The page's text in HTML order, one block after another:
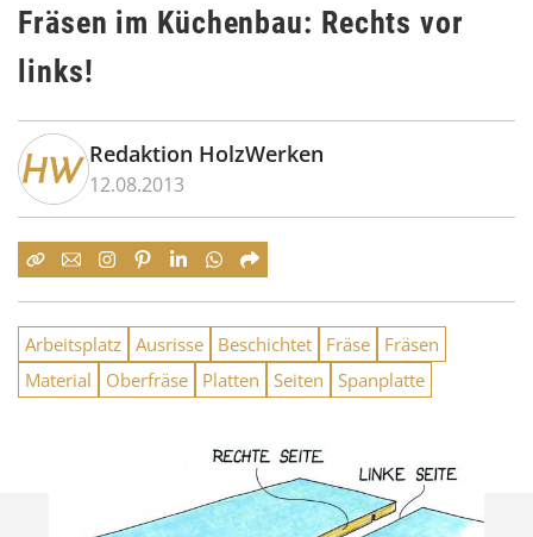
Fräsen im Küchenbau: Rechts vor
links!
Redaktion HolzWerken
12.08.2013
Arbeitsplatz Ausrisse Beschichtet Fräse
Fräsen
Material
Oberfräse Platten Seiten Spanplatte